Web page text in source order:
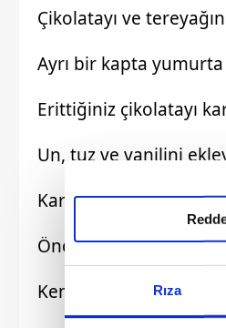
Rıza
Çikolatayı ve
Ayrı bir kapta
Erittiğiniz çikolatayı
Un, tuz ve vanilini
Karışımı yağlanmış
Önceden ısıtılmış
Kenarlar pişmiş, içi